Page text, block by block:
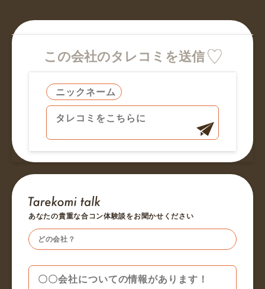
この会社のタレコミを送信
あなたの貴重な合コン体験談をお聞かせください